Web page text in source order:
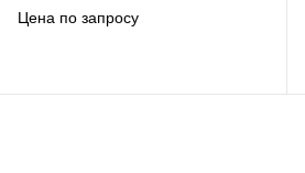
рул, вт40, 14115
Цена по запросу